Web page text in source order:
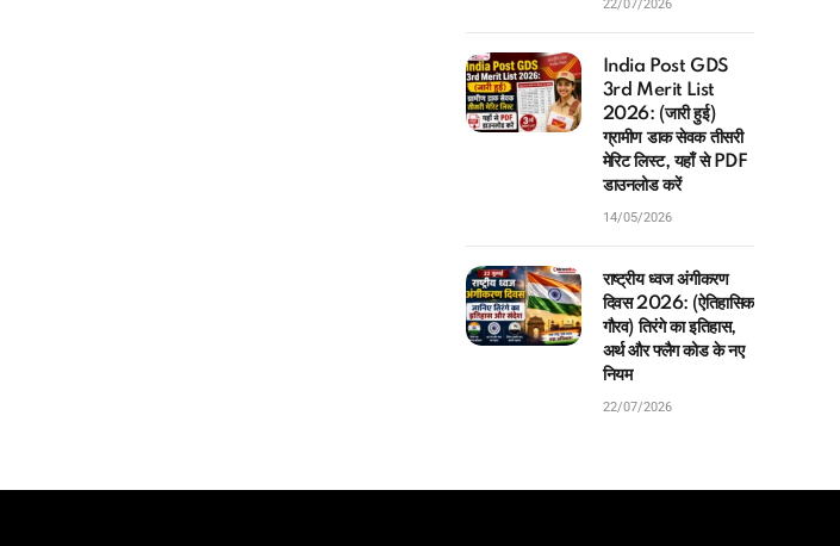
22/07/2026
India Post GDS
3rd Merit List
2026: (जारी हुई)
ग्रामीण डाक सेवक तीसरी
मेरिट लिस्ट, यहाँ से PDF
डाउनलोड करें
14/05/2026
राष्ट्रीय ध्वज अंगीकरण
दिवस 2026: (ऐतिहासिक
गौरव) तिरंगे का इतिहास,
अर्थ और फ्लैग कोड के नए
नियम
22/07/2026